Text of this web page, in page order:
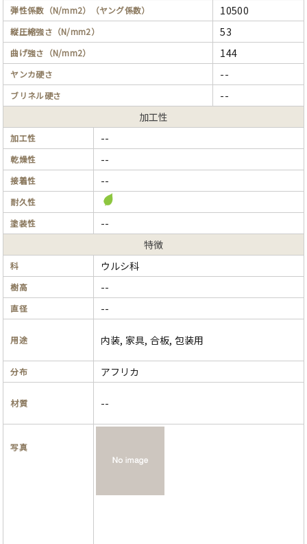
弾性係数（N/mm2）（ヤング係数） 10500
縦圧縮強さ（N/mm2） 53
曲げ強さ（N/mm2） 144
ヤンカ硬さ --
ブリネル硬さ
--
加工性
加工性 --
乾燥性 --
接着性 --
耐久性
塗装性
--
特徴
科 ウルシ科
樹高 --
直径 --
用途 内装, 家具, 合板, 包装用
分布 アフリカ
材質 --
写真